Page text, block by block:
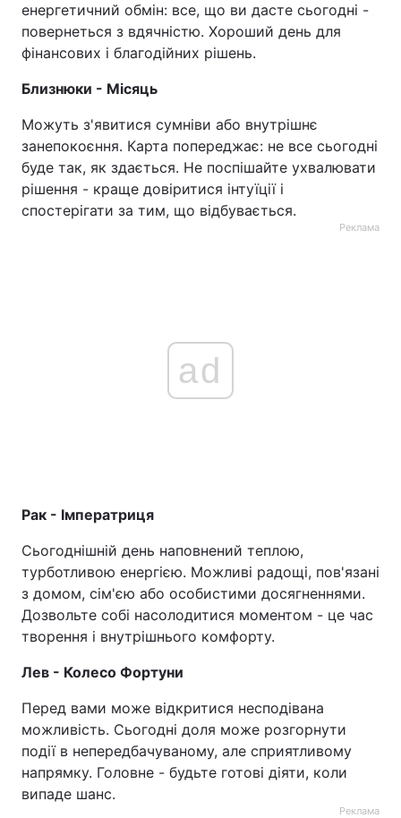
енергетичний обмін: все, що ви дасте сьогодні -
повернеться з вдячністю. Хороший день для
фінансових і благодійних рішень.
Близнюки - Місяць
Можуть з'явитися сумніви або внутрішнє
занепокоєння. Карта попереджає: не все сьогодні
буде так, як здається. Не поспішайте ухвалювати
рішення - краще довіритися інтуїції і
спостерігати за тим, що відбувається.
Реклама
ad
Рак - Імператриця
Сьогоднішній день наповнений теплою,
турботливою енергією. Можливі радощі, пов'язані
з домом, сім'єю або особистими досягненнями.
Дозвольте собі насолодитися моментом - це час
творення і внутрішнього комфорту.
Лев - Колесо Фортуни
Перед вами може відкритися несподівана
можливість. Сьогодні доля може розгорнути
події в непередбачуваному, але сприятливому
напрямку. Головне - будьте готові діяти, коли
випаде шанс.
Реклама